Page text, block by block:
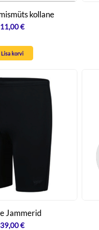
kollane
11,00€
Lisa korvi
Jammerid
39,00€